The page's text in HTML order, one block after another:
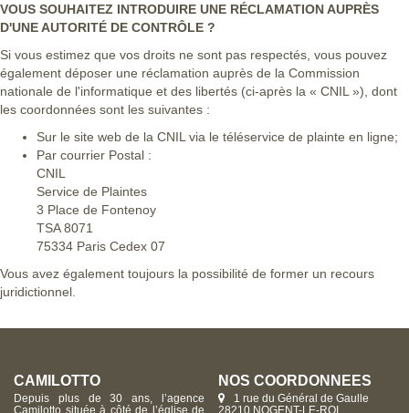
VOUS SOUHAITEZ INTRODUIRE UNE RÉCLAMATION AUPRÈS
D'UNE AUTORITÉ DE CONTRÔLE ?
Si vous estimez que vos droits ne sont pas respectés, vous pouvez
également déposer une réclamation auprès de la Commission
nationale de l'informatique et des libertés (ci-après la « CNIL »), dont
les coordonnées sont les suivantes :
Sur le site web de la CNIL via le téléservice de plainte en ligne;
Par courrier Postal :
CNIL
Service de Plaintes
3 Place de Fontenoy
TSA 8071
75334 Paris Cedex 07
Vous avez également toujours la possibilité de former un recours
juridictionnel.
CAMILOTTO
Depuis plus de 30 ans, l’agence
NOS COORDONNÉES
1 rue du Général de Gaulle